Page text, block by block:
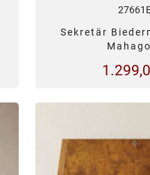
Sekretär